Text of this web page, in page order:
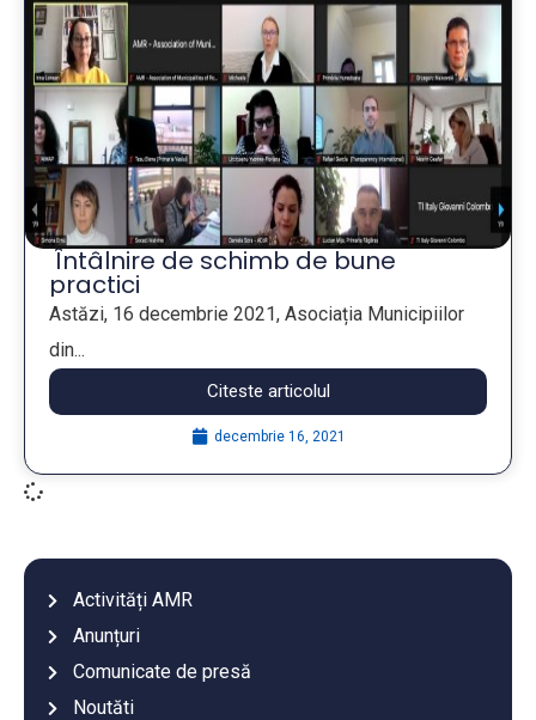
Întâlnire de schimb de bune
practici
Astăzi, 16 decembrie 2021, Asociația Municipiilor
din...
Citeste articolul
decembrie 16, 2021
Activități AMR
Anunțuri
Comunicate de presă
Noutăti